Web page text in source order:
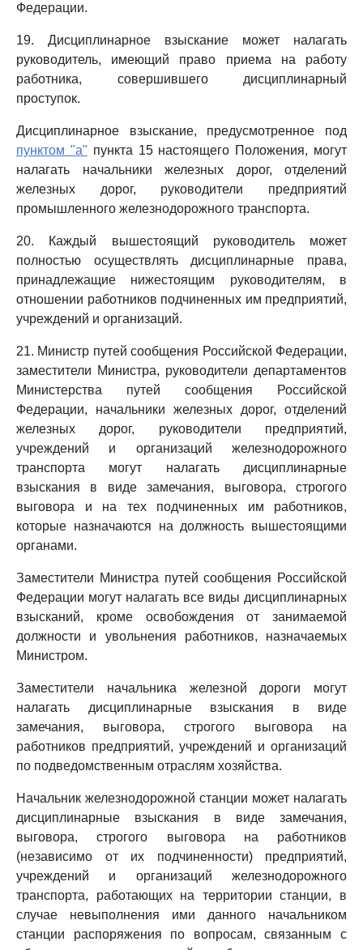
Федерации.
19. Дисциплинарное взыскание может налагать
руководитель, имеющий право приема на работу
работника, совершившего дисциплинарный
проступок.
Дисциплинарное взыскание, предусмотренное под
пунктом "а" пункта 15 настоящего Положения, могут
налагать начальники железных дорог, отделений
железных дорог, руководители предприятий
промышленного железнодорожного транспорта.
20. Каждый вышестоящий руководитель может
полностью осуществлять дисциплинарные права,
принадлежащие нижестоящим руководителям, в
отношении работников подчиненных им предприятий,
учреждений и организаций.
21. Министр путей сообщения Российской Федерации,
заместители Министра, руководители департаментов
Министерства путей сообщения Российской
Федерации, начальники железных дорог, отделений
железных дорог, руководители предприятий,
учреждений и организаций железнодорожного
транспорта могут налагать дисциплинарные
взыскания в виде замечания, выговора, строгого
выговора и на тех подчиненных им работников,
которые назначаются на должность вышестоящими
органами.
Заместители Министра путей сообщения Российской
Федерации могут налагать все виды дисциплинарных
взысканий, кроме освобождения от занимаемой
должности и увольнения работников, назначаемых
Министром.
Заместители начальника железной дороги могут
налагать дисциплинарные взыскания в виде
замечания, выговора, строгого выговора на
работников предприятий, учреждений и организаций
по подведомственным отраслям хозяйства.
Начальник железнодорожной станции может налагать
дисциплинарные взыскания в виде замечания,
выговора, строгого выговора на работников
(независимо от их подчиненности) предприятий,
учреждений и организаций железнодорожного
транспорта, работающих на территории станции, в
случае невыполнения ими данного начальником
станции распоряжения по вопросам, связанным с